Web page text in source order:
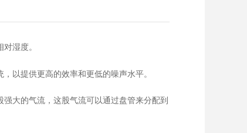
湿度。
以提供更高的效率和更低的噪声水平。
大的气流，这股气流可以通过盘管来分配到